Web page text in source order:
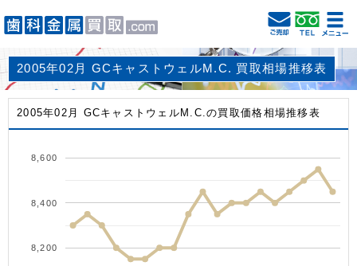
2005年02月 GCキャストウェルM.C. 買取相場推移表
2005年02月 GCキャストウェルM.C.の買取価格相場推移表
8,200
8,400
8,600